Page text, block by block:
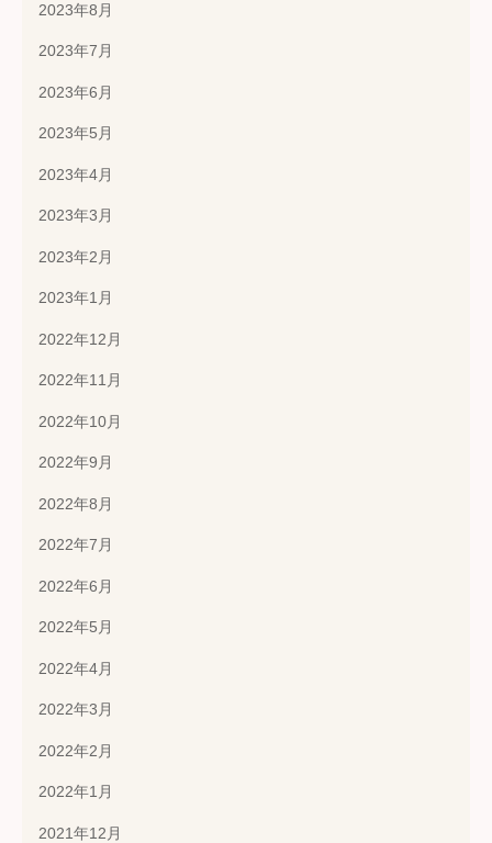
2023年8月
2023年7月
2023年6月
2023年5月
2023年4月
2023年3月
2023年2月
2023年1月
2022年12月
2022年11月
2022年10月
2022年9月
2022年8月
2022年7月
2022年6月
2022年5月
2022年4月
2022年3月
2022年2月
2022年1月
2021年12月